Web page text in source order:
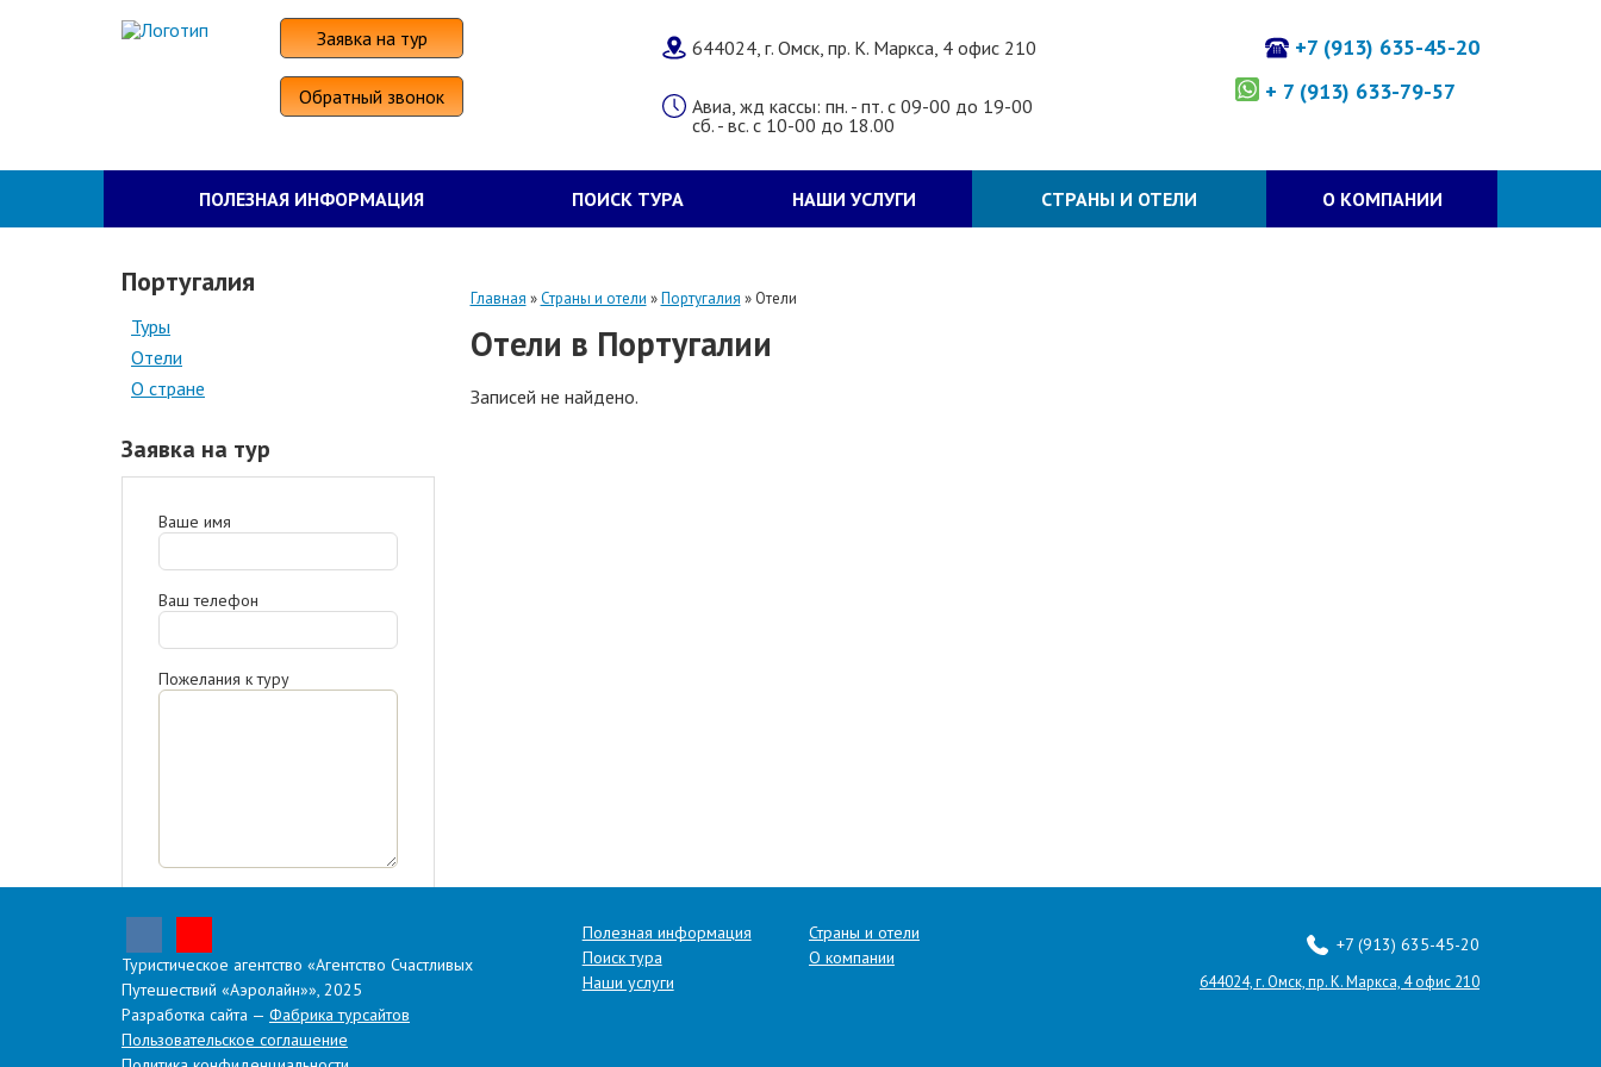
Заявка на тур
Обратный звонок
644024, г. Омск, пр. К. Маркса, 4 офис 210
Авиа, жд кассы: пн. - пт. с 09-00 до 19-00
сб. - вс. с 10-00 до 18.00
+7 (913) 635-45-20
+ 7 (913) 633-79-57
ПОЛЕЗНАЯ ИНФОРМАЦИЯ ПОИСК ТУРА НАШИ УСЛУГИ СТРАНЫ И ОТЕЛИ О КОМПАНИИ
Португалия
Туры
Отели
О стране
Заявка на тур
Ваше имя
Ваш телефон
Пожелания к туру
ознакомлен(-а) с
согласие на обработку
персональных данных.
Отправить
Главная »Страны и отели »Португалия » Отели
Отели в Португалии
Записей не найдено.
Туристическое агентство «Агентство Счастливых
Путешествий «Аэролайн»», 2025
Разработка сайта — Фабрика турсайтов
Пользовательское соглашение
Полезная информация
Поиск тура
Наши услуги
Страны и отели
О компании
+7 (913) 635-45-20
644024, г. Омск, пр. К. Маркса, 4 офис 210